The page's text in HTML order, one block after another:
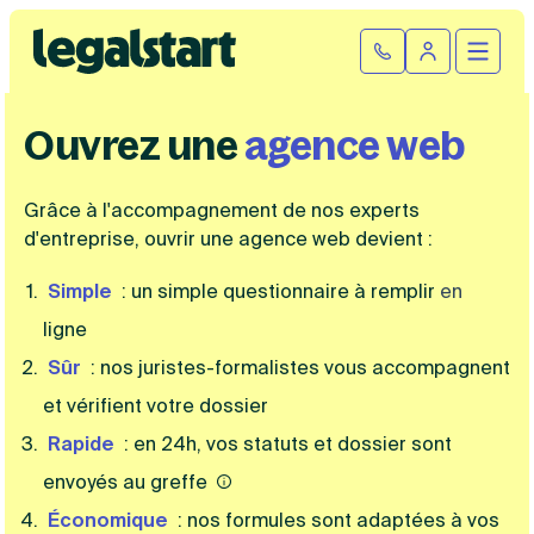
Cliquez ici pour reprendre votre démarche Fermer
Legalstart
Création d'entreprise
Par statut juridique
Créer une SASU
Créer une SAS
Créer une SARL
Créer une EURL
Devenir auto-entrepreneur
Créer une entreprise individuelle
Créer une SCI
Par métier
Conseil/finance
Modification et fermeture
Transfert de siège social
Changement de président
Changement d’activité
Transformation d’une SAS en SARL
Modification association
Cession de parts sociales
Comptabilité
SASU
EURL
SARL
Entreprise individuelle
Tarifs
Fiches pratiques
Création d'entreprise
Se
Ouvrez uneagence web
Grâce à l'accompagnement de nos experts
d'entreprise, ouvrir une agence web devient :
Simple : un simple questionnaire à remplir en
ligne
Sûr : nos juristes-formalistes vous accompagnent
et vérifient votre dossier
Rapide : en 24h, vos statuts et dossier sont
envoyés au greffe
Économique : nos formules sont adaptées à vos